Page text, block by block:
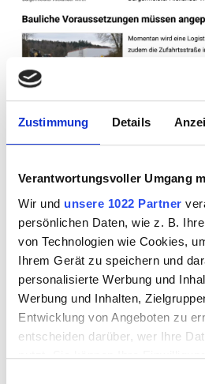
Zustimmung Details
Verantwortungsvoller Umgang
Wir und unsere 1022 Partner
persönlichen Daten, wie z. B.
von Technologien wie Cookies,
Ihrem Gerät zu speichern und
personalisierte Werbung und
Werbung und Inhalten,
Entwicklung von Angeboten zu
entscheiden darüber, wer Ihre
nutzt. Sie können Ihre
WILDECKVertragsunterzeichnung
Anfang 2023: Bau des
Hönebach steht in den